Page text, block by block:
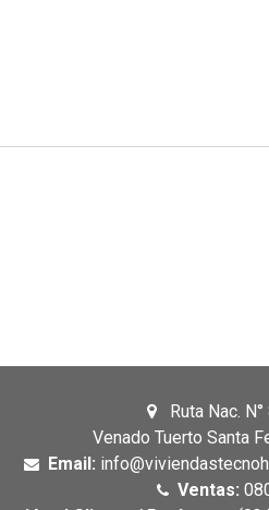
Ruta Nac. N°
Venado Tuerto Santa
Email:
Ventas: